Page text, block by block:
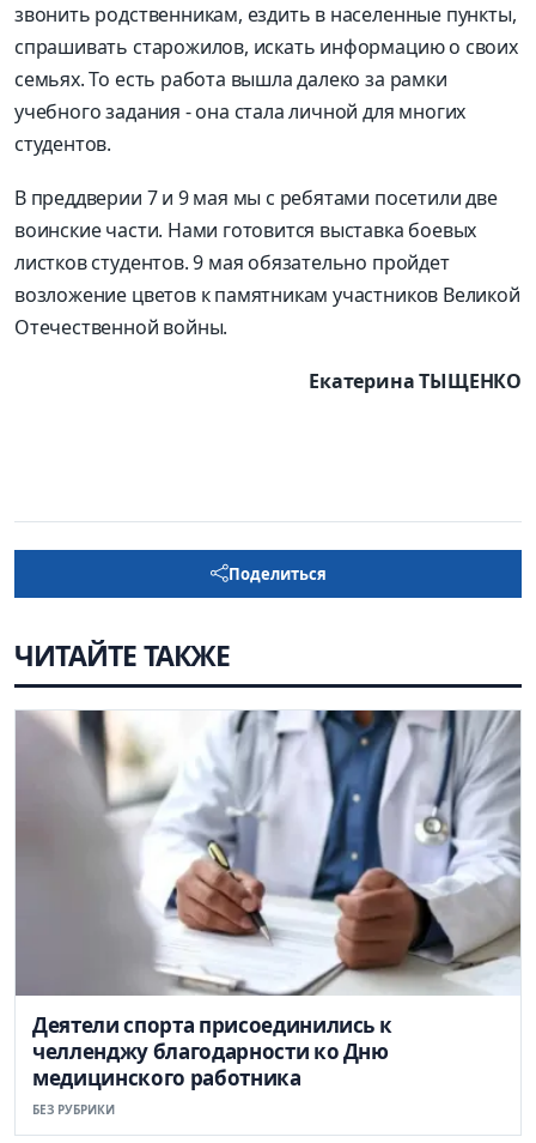
звонить родственникам, ездить в населенные пункты,
спрашивать старожилов, искать информацию о своих
семьях. То есть работа вышла далеко за рамки
учебного задания - она стала личной для многих
студентов.
В преддверии 7 и 9 мая мы с ребятами посетили две
воинские части. Нами готовится выставка боевых
листков студентов. 9 мая обязательно пройдет
возложение цветов к памятникам участников Великой
Отечественной войны.
Екатерина ТЫЩЕНКО
Поделиться
ЧИТАЙТЕ ТАКЖЕ
Деятели спорта присоединились к
челленджу благодарности ко Дню
медицинского работника
БЕЗ РУБРИКИ